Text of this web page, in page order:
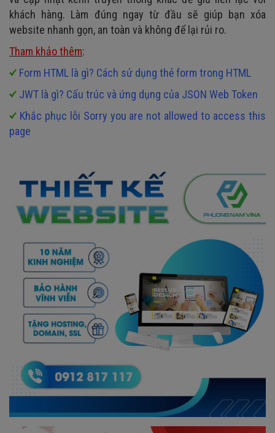
khách hàng. Làm đúng ngay từ đầu sẽ giúp bạn xóa
website nhanh gọn, an toàn và không để lại rủi ro.
Tham khảo thêm:
Form HTML là gì? Cách sử dụng thẻ form trong HTML
JWT là gì? Cấu trúc và ứng dụng của JSON Web Token
Khắc phục lỗi Sorry you are not allowed to access this
page